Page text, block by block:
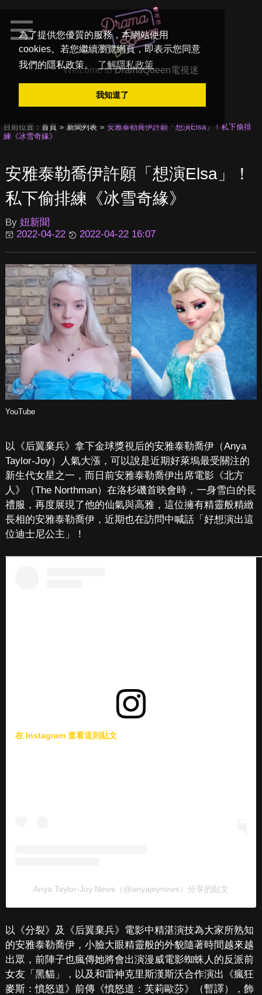
為了提供您優質的服務，本網站使用
cookies。若您繼續瀏覽網頁，即表示您同意
我們的隱私政策。
了解隱私政策
我知道了
Welcome toDramaQueen電視迷
目前位置： 首頁 新聞列表
安雅泰勒喬伊許願「想演Elsa」！私下偷排
練《冰雪奇緣》
安雅泰勒喬伊許願「想演Elsa」！
私下偷排練《冰雪奇緣》
By 妞新聞
2022-04-22
2022-04-22 16:07
YouTube
以《后翼棄兵》拿下金球獎視后的安雅泰勒喬伊（Anya
Taylor-Joy）人氣大漲，可以說是近期好萊塢最受關注的
新生代女星之一，而日前安雅泰勒喬伊出席電影《北方
人》（The Northman）在洛杉磯首映會時，一身雪白的長
禮服，再度展現了他的仙氣與高雅，這位擁有精靈般精緻
長相的安雅泰勒喬伊，近期也在訪問中喊話「好想演出這
位迪士尼公主」！
在 Instagram 查看這則貼文
Anya Taylor-Joy News（@anyajoynews）分享的貼文
以《分裂》及《后翼棄兵》電影中精湛演技為大家所熟知
的安雅泰勒喬伊，小臉大眼精靈般的外貌隨著時間越來越
出眾，前陣子也瘋傳她將會出演漫威電影蜘蛛人的反派前
女友「黑貓」，以及和雷神克里斯漢斯沃合作演出《瘋狂
麥斯：憤怒道》前傳《憤怒道：芙莉歐莎》（暫譯），飾